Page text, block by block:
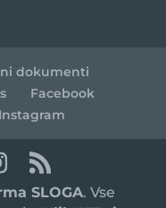
dokumenti
Facebook
Instagram
SLOGA. Vse